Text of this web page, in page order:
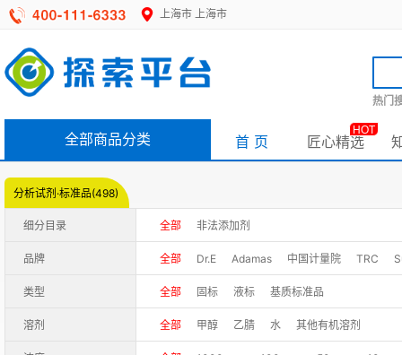
上海市 上海市
热门
全部商品分类 首 页 匠心精选
HOT
分析试剂·标准品(498)
细分目录 全部 非法添加剂
品牌 全部 Dr.E Adamas 中国计量院 TRC
Witega
Chemservice SDRM/山冶
FirstStandard/阿尔塔
PCL Ristandard/锐标
类型 全部 固标 液标 基质标准品
溶剂 全部 甲醇 乙腈 水 其他有机溶剂